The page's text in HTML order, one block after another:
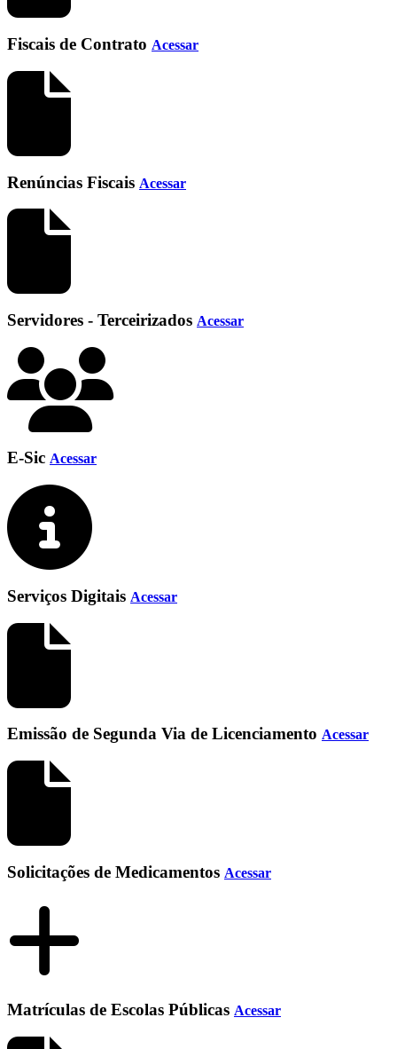
Fiscais de Contrato Acessar
Renúncias Fiscais Acessar
Servidores - Terceirizados Acessar
E-Sic Acessar
Serviços Digitais Acessar
Emissão de Segunda Via de Licenciamento Acessar
Solicitações de Medicamentos Acessar
Matrículas de Escolas Públicas Acessar